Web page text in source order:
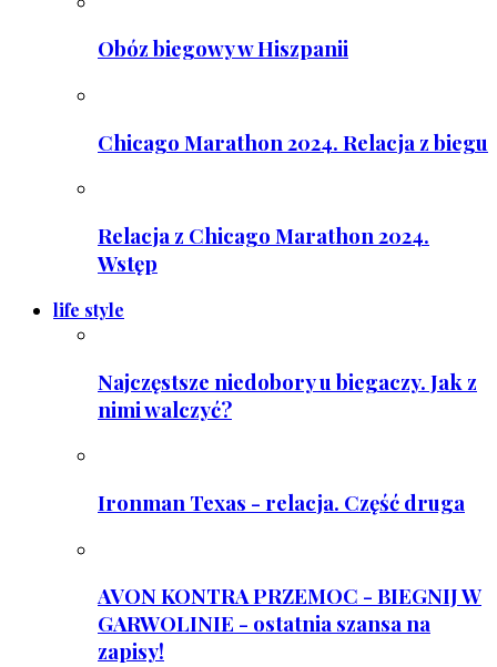
Obóz biegowy w Hiszpanii
Chicago Marathon 2024. Relacja z biegu
Relacja z Chicago Marathon 2024.
Wstęp
life style
Najczęstsze niedobory u biegaczy. Jak z
nimi walczyć?
Ironman Texas - relacja. Część druga
AVON KONTRA PRZEMOC - BIEGNIJ W
GARWOLINIE - ostatnia szansa na
zapisy!